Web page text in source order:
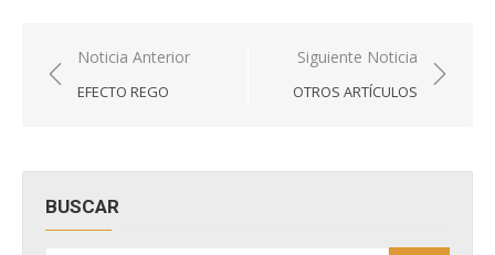
Navegación
de
Noticia Anterior
EFECTO REGO
Siguiente Noticia
OTROS ARTÍCULOS
BUSCAR